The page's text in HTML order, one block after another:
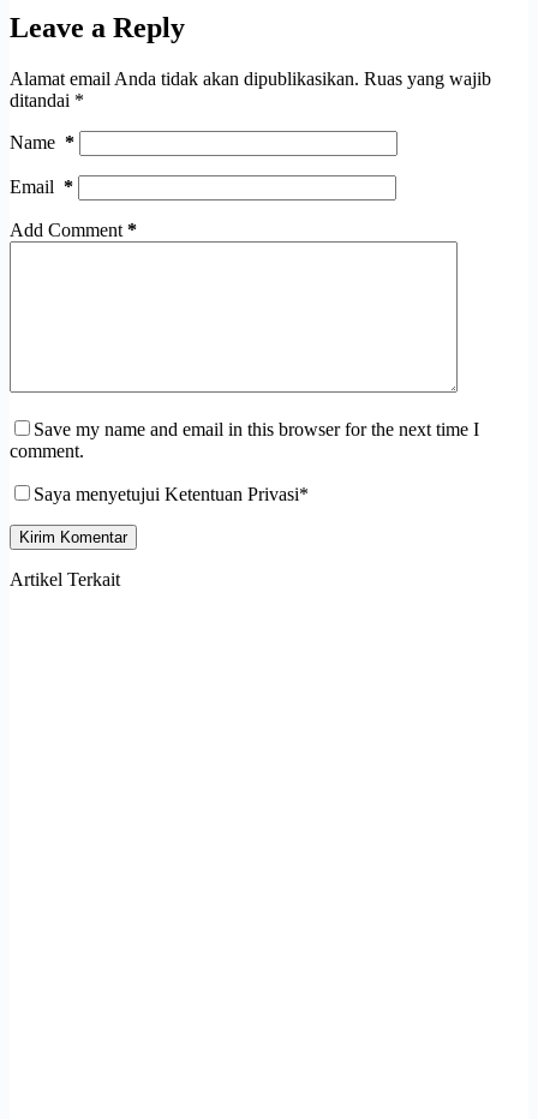
Leave a Reply
Alamat email Anda tidak akan dipublikasikan. Ruas yang wajib
ditandai *
Name *
Email *
Add Comment *
Save my name and email in this browser for the next time I
comment.
Saya menyetujui Ketentuan Privasi*
Kirim Komentar
Artikel Terkait